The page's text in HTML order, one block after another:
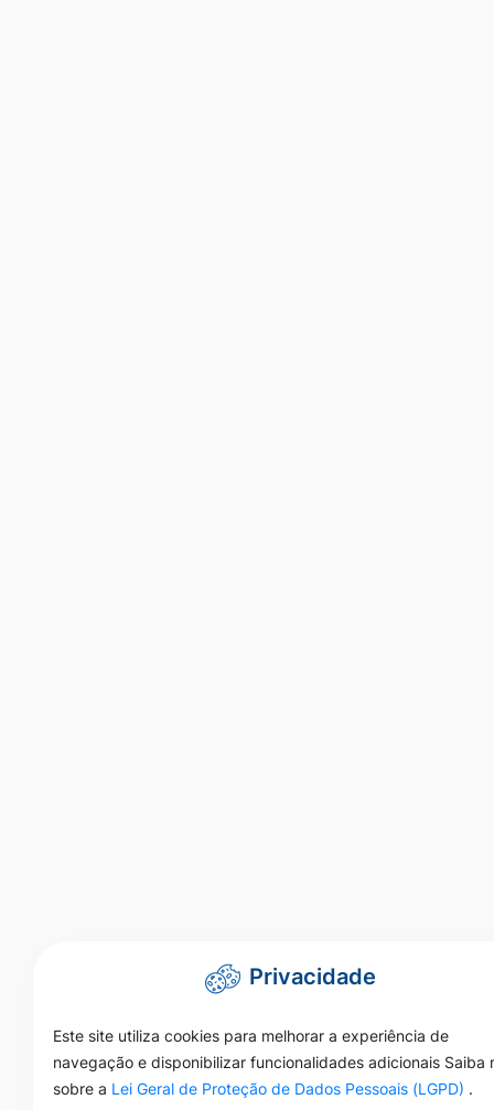
Privacidade
Este site utiliza cookies para melhorar a experiência de
navegação e disponibilizar funcionalidades adicionais Saiba
sobre a Lei Geral de Proteção de Dados Pessoais (LGPD) .